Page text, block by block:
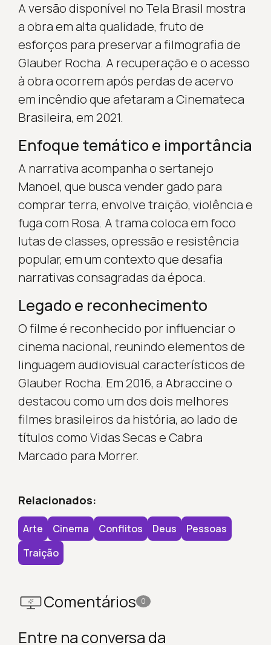
A versão disponível no Tela Brasil mostra
a obra em alta qualidade, fruto de
esforços para preservar a filmografia de
Glauber Rocha. A recuperação e o acesso
à obra ocorrem após perdas de acervo
em incêndio que afetaram a Cinemateca
Brasileira, em 2021.
Enfoque temático e importância
A narrativa acompanha o sertanejo
Manoel, que busca vender gado para
comprar terra, envolve traição, violência e
fuga com Rosa. A trama coloca em foco
lutas de classes, opressão e resistência
popular, em um contexto que desafia
narrativas consagradas da época.
Legado e reconhecimento
O filme é reconhecido por influenciar o
cinema nacional, reunindo elementos de
linguagem audiovisual característicos de
Glauber Rocha. Em 2016, a Abraccine o
destacou como um dos dois melhores
filmes brasileiros da história, ao lado de
títulos como Vidas Secas e Cabra
Marcado para Morrer.
Relacionados:
Arte Cinema Conflitos Deus
Pessoas
Traição
Comentários 0
Entre na conversa da